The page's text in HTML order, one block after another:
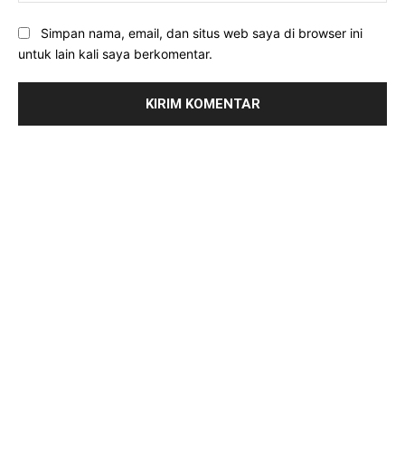
Simpan nama, email, dan situs web saya di browser ini
untuk lain kali saya berkomentar.